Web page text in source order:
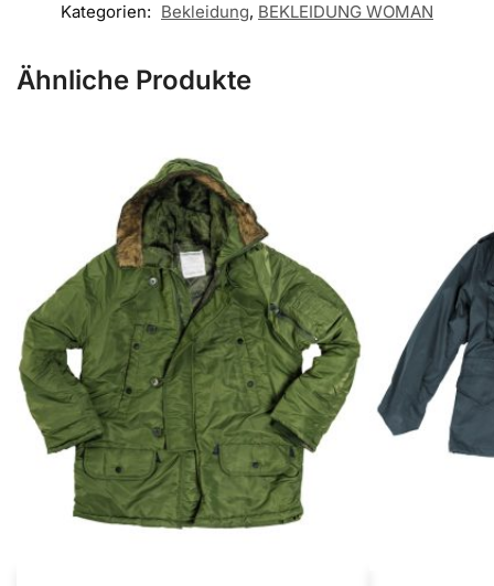
Kategorien: Bekleidung, BEKLEIDUNG WOMAN
Ähnliche Produkte